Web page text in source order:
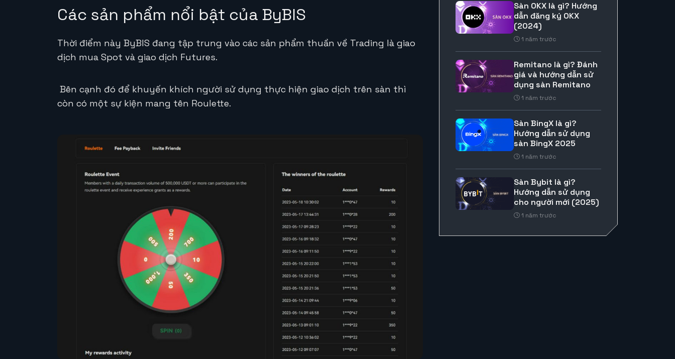
Các sản phẩm nổi bật của ByBIS
Thời điểm này ByBIS đang tập trung vào các sản phẩm thuần về Trading là giao
dịch mua Spot và giao dịch Futures.
Bên cạnh đó để khuyến khích người sử dụng thực hiện giao dịch trên sàn thì
còn có một sự kiện mang tên Roulette.
Sàn OKX là gì? Hướng
dẫn đăng ký OKX
(2024)
1 năm trước
Remitano là gì? Đánh
giá và hướng dẫn sử
dụng sàn Remitano
1 năm trước
Sàn BingX là gì?
Hướng dẫn sử dụng
sàn BingX 2025
1 năm trước
Sàn Bybit là gì?
Hướng dẫn sử dụng
cho người mới (2025)
1 năm trước